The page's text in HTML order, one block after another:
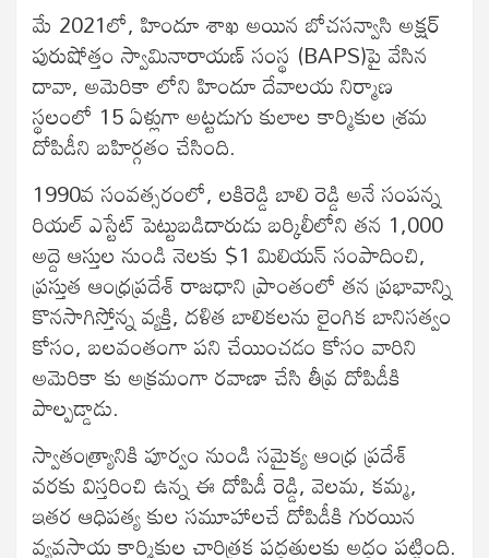
మే 2021లో, హిందూ శాఖ అయిన బోచసన్వాసి అక్షర్
పురుషోత్తం స్వామినారాయణ్ సంస్థ (BAPS)పై వేసిన
దావా, అమెరికా లోని హిందూ దేవాలయ నిర్మాణ
స్థలంలో 15 ఏళ్లుగా అట్టడుగు కులాల కార్మికుల శ్రమ
దోపిడీని బహిర్గతం చేసింది.
1990వ సంవత్సరంలో, లకిరెడ్డి బాలి రెడ్డి అనే సంపన్న
రియల్ ఎస్టేట్ పెట్టుబడిదారుడు బర్కిలీలోని తన 1,000
అద్దె ఆస్తుల నుండి నెలకు $1 మిలియన్ సంపాదించి,
ప్రస్తుత ఆంధ్రప్రదేశ్ రాజధాని ప్రాంతంలో తన ప్రభావాన్ని
కొనసాగిస్తోన్న వ్యక్తి, దళిత బాలికలను లైంగిక బానిసత్వం
కోసం, బలవంతంగా పని చేయించడం కోసం వారిని
అమెరికా కు అక్రమంగా రవాణా చేసి తీవ్ర దోపిడీకి
పాల్పడ్డాడు.
స్వాతంత్య్రానికి పూర్వం నుండి సమైక్య ఆంధ్ర ప్రదేశ్
వరకు విస్తరించి ఉన్న ఈ దోపిడీ రెడ్డి, వెలమ, కమ్మ,
ఇతర ఆధిపత్య కుల సమూహాలచే దోపిడీకి గురయిన
వ్యవసాయ కార్మికుల చారిత్రక పద్ధతులకు అద్దం పట్టింది.